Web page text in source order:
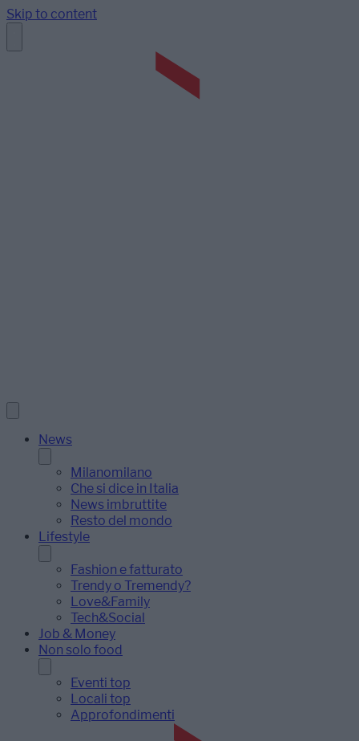
Skip to content
News
Milanomilano
Che si dice in Italia
News imbruttite
Resto del mondo
Lifestyle
Fashion e fatturato
Trendy o Tremendy?
Love&Family
Tech&Social
Job & Money
Non solo food
Eventi top
Locali top
Approfondimenti